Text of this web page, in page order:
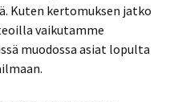
Kuten kertomuksen jatko
vaikutamme
muodossa asiat lopulta